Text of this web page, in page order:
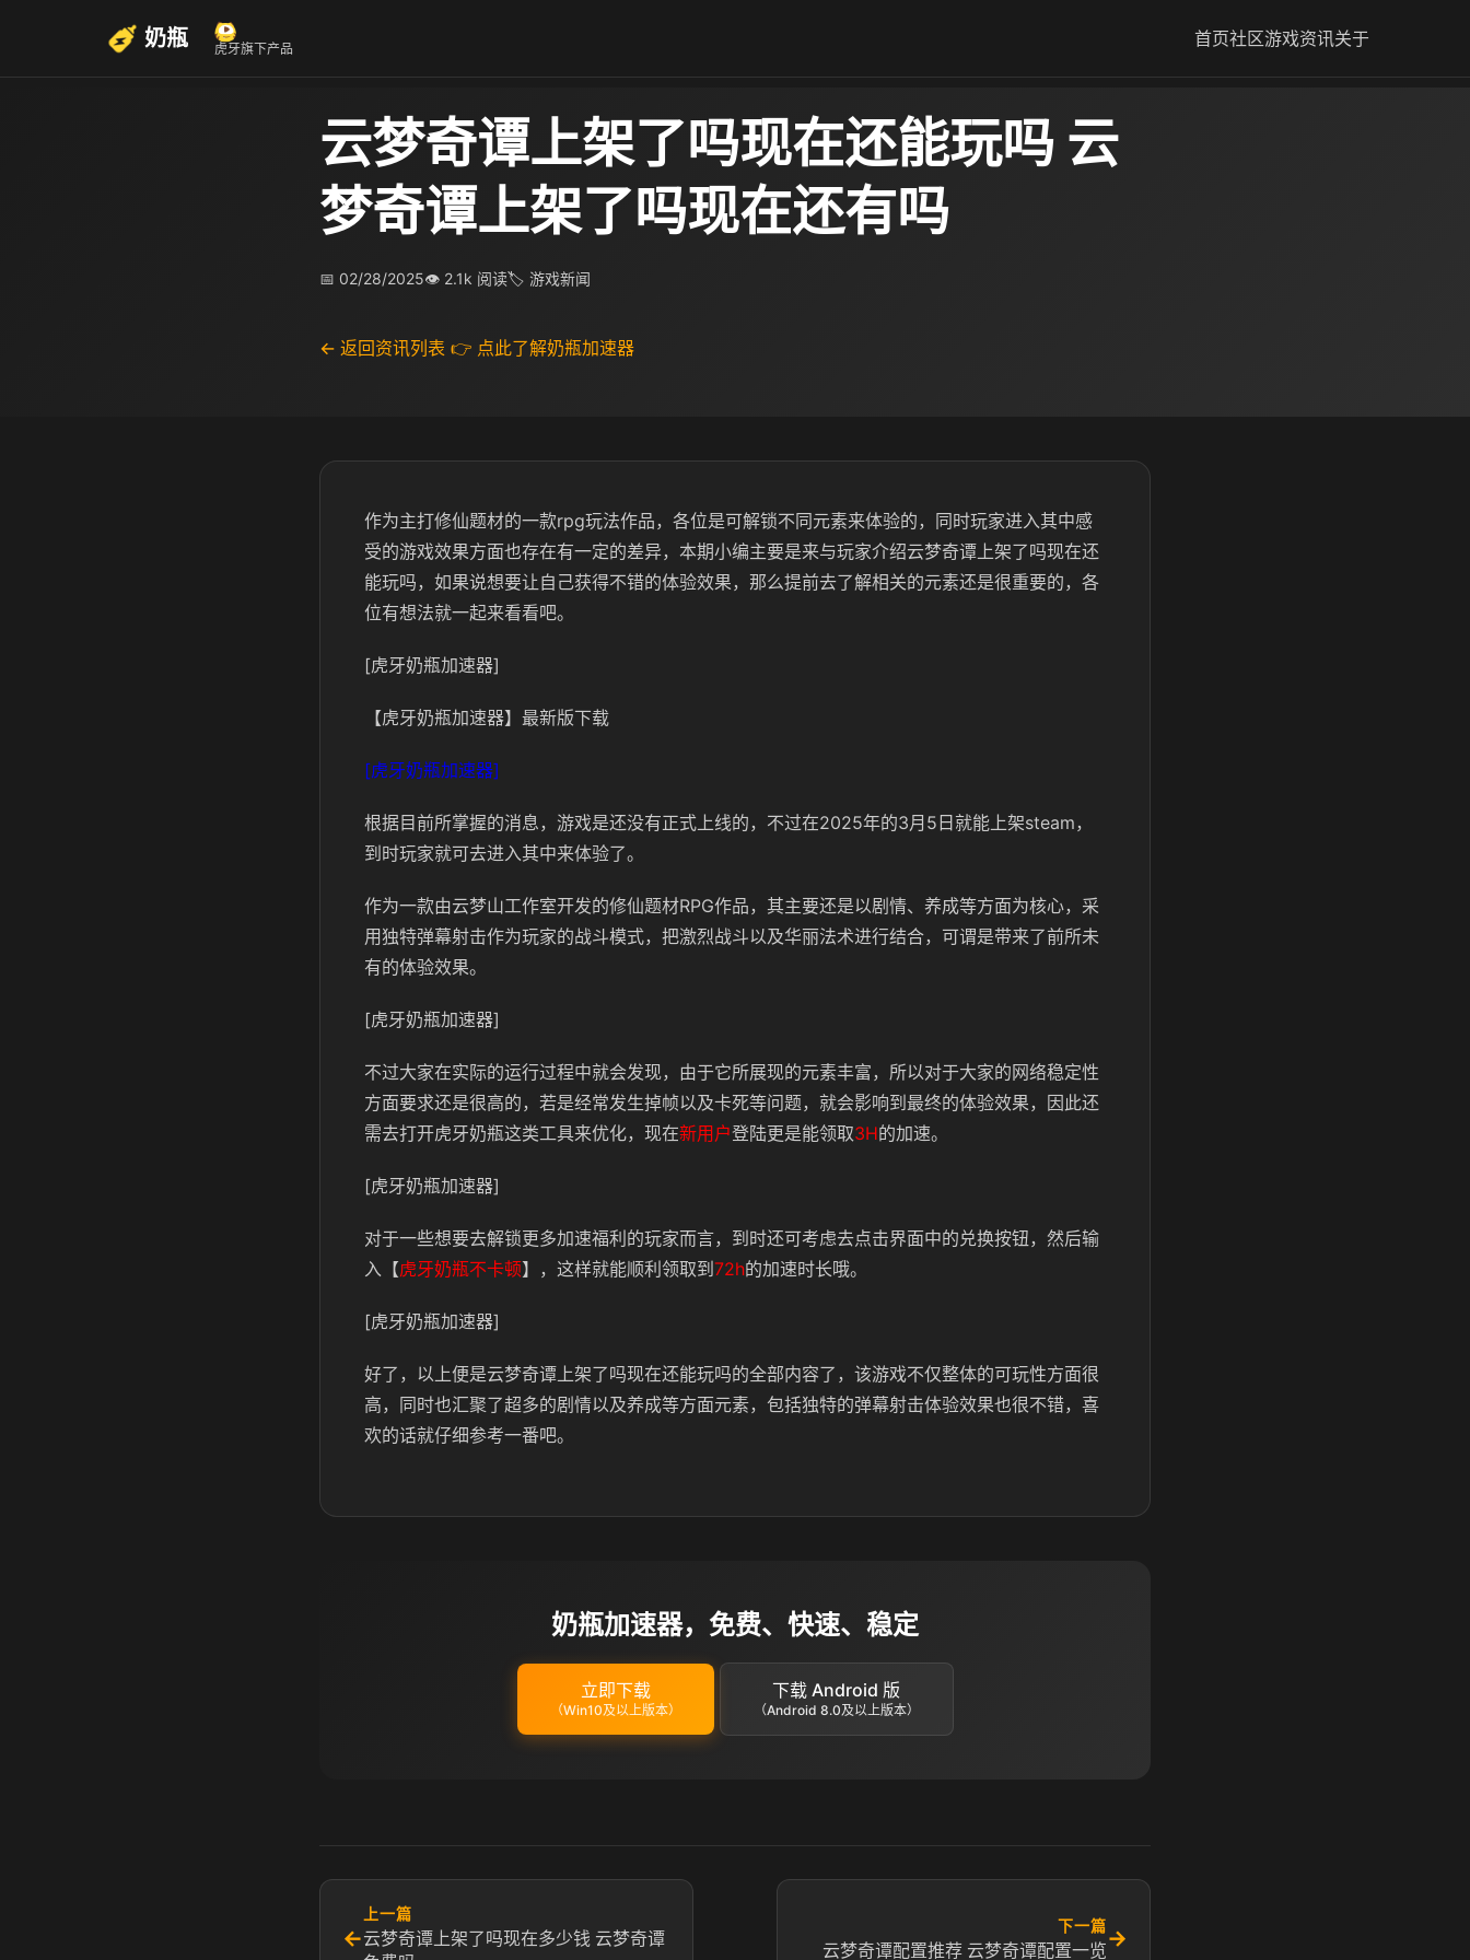
奶瓶 虎牙旗下产品 首页社区游戏资讯关于
云梦奇谭上架了吗现在还能玩吗 云
梦奇谭上架了吗现在还有吗
📅 02/28/2025👁 2.1k 阅读🏷 游戏新闻
← 返回资讯列表 👉 点此了解奶瓶加速器
作为主打修仙题材的一款rpg玩法作品，各位是可解锁不同元素来体验的，同时玩家进入其中感
受的游戏效果方面也存在有一定的差异，本期小编主要是来与玩家介绍云梦奇谭上架了吗现在还
能玩吗，如果说想要让自己获得不错的体验效果，那么提前去了解相关的元素还是很重要的，各
位有想法就一起来看看吧。
[虎牙奶瓶加速器]
【虎牙奶瓶加速器】最新版下载
[虎牙奶瓶加速器]
根据目前所掌握的消息，游戏是还没有正式上线的，不过在2025年的3月5日就能上架steam，
到时玩家就可去进入其中来体验了。
作为一款由云梦山工作室开发的修仙题材RPG作品，其主要还是以剧情、养成等方面为核心，采
用独特弹幕射击作为玩家的战斗模式，把激烈战斗以及华丽法术进行结合，可谓是带来了前所未
有的体验效果。
[虎牙奶瓶加速器]
不过大家在实际的运行过程中就会发现，由于它所展现的元素丰富，所以对于大家的网络稳定性
方面要求还是很高的，若是经常发生掉帧以及卡死等问题，就会影响到最终的体验效果，因此还
需去打开虎牙奶瓶这类工具来优化，现在新用户登陆更是能领取3H的加速。
[虎牙奶瓶加速器]
对于一些想要去解锁更多加速福利的玩家而言，到时还可考虑去点击界面中的兑换按钮，然后输
入【虎牙奶瓶不卡顿】，这样就能顺利领取到 72h的加速时长哦。
[虎牙奶瓶加速器]
好了，以上便是云梦奇谭上架了吗现在还能玩吗的全部内容了，该游戏不仅整体的可玩性方面很
高，同时也汇聚了超多的剧情以及养成等方面元素，包括独特的弹幕射击体验效果也很不错，喜
欢的话就仔细参考一番吧。
奶瓶加速器，免费、快速、稳定
立即下载
（Win10及以上版本）
下载 Android 版
（Android 8.0及以上版本）
←
上一篇
云梦奇谭上架了吗现在多少钱 云梦奇谭
下一篇
云梦奇谭配置推荐 云梦奇谭配置一览→